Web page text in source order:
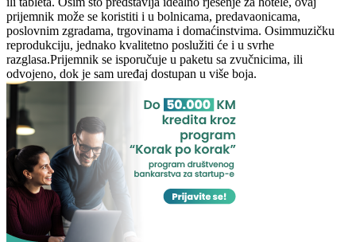
prijemnik može se koristiti i u bolnicama, predavaonicama,
poslovnim zgradama, trgovinama i domaćinstvima. Osimmuzičku
reprodukciju, jednako kvalitetno poslužiti će i u svrhe
razglasa.Prijemnik se isporučuje u paketu sa zvučnicima, ili
odvojeno, dok je sam uređaj dostupan u više boja.